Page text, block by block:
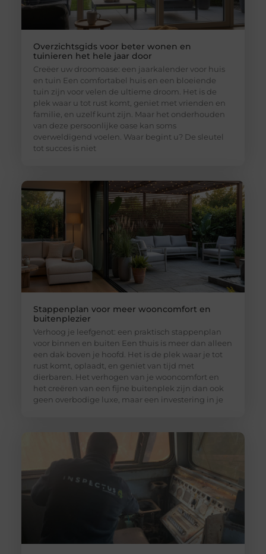
Overzichtsgids voor beter wonen en
tuinieren het hele jaar door
Creëer uw droomoase: een jaarkalender voor huis
en tuin Een comfortabel huis en een bloeiende
tuin zijn voor velen de ultieme droom. Het is de
plek waar u tot rust komt, geniet met vrienden en
familie, en uzelf kunt zijn. Maar het onderhouden
van deze persoonlijke oase kan soms
overweldigend voelen. Waar begint u? De sleutel
tot succes is niet
Stappenplan voor meer wooncomfort en
buitenplezier
Verhoog je leefgenot: een praktisch stappenplan
voor binnen en buiten Een thuis is meer dan alleen
een dak boven je hoofd. Het is de plek waar je tot
rust komt, oplaadt, en geniet van tijd met
dierbaren. Het verhogen van je wooncomfort en
het creëren van een fijne buitenplek zijn dan ook
geen overbodige luxe, maar een investering in je